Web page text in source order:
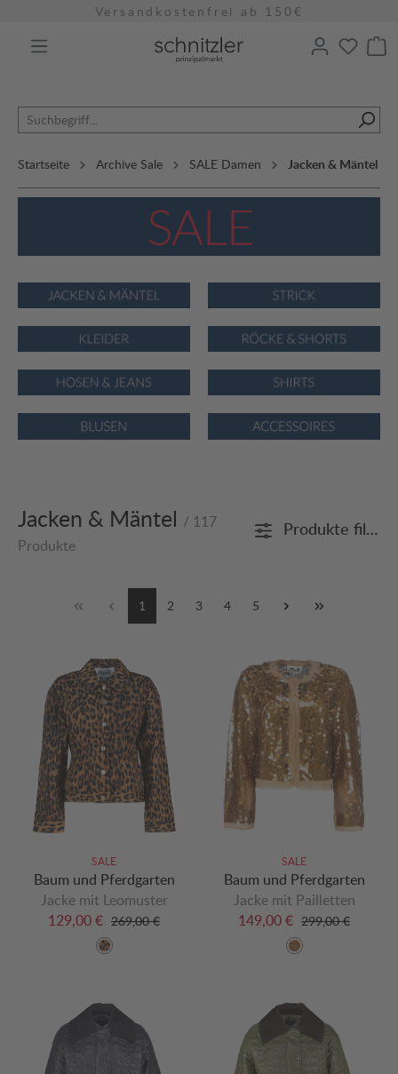
Versandkostenfrei ab 150€
Startseite Archive Sale SALE Damen Jacken & Mäntel
Jacken & Mäntel / 117
Produkte
Produkte filtern
1 2 3 4 5
SALE
Baum und Pferdgarten
Jacke mit Leomuster
129,00 € 269,00 €
SALE
Baum und Pferdgarten
Jacke mit Pailletten
149,00 € 299,00 €